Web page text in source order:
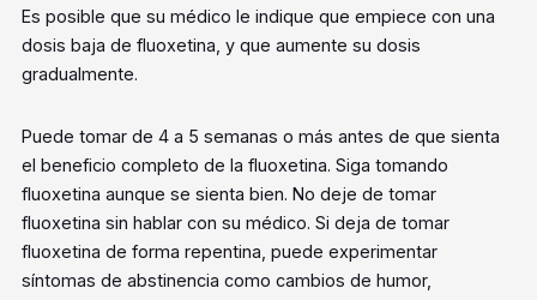
Es posible que su médico le indique que empiece con una
dosis baja de fluoxetina, y que aumente su dosis
gradualmente.
Puede tomar de 4 a 5 semanas o más antes de que sienta
el beneficio completo de la fluoxetina. Siga tomando
fluoxetina aunque se sienta bien. No deje de tomar
fluoxetina sin hablar con su médico. Si deja de tomar
fluoxetina de forma repentina, puede experimentar
síntomas de abstinencia como cambios de humor,